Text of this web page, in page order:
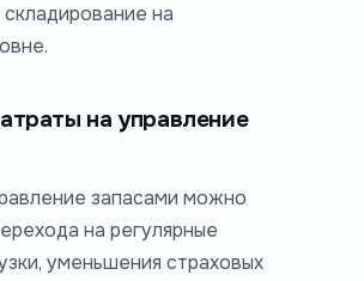
на
на управление
запасами можно
на регулярные
уменьшения страховых